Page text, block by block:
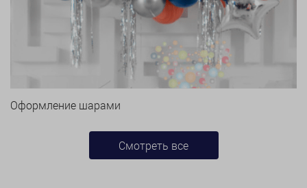
Оформление шарами
Смотреть все